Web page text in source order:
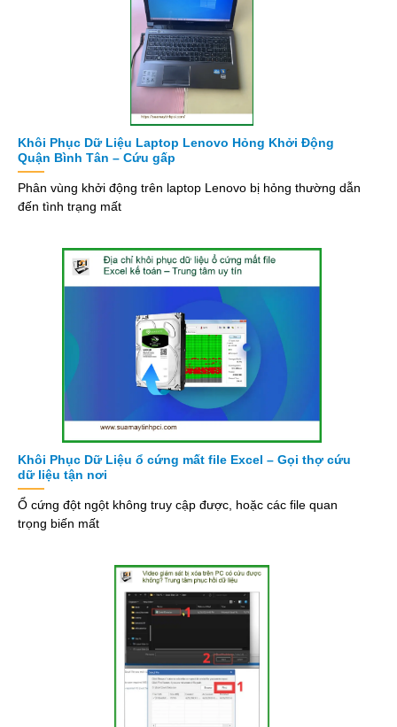
Khôi Phục Dữ Liệu Laptop Lenovo Hỏng Khởi Động
Quận Bình Tân – Cứu gấp
Phân vùng khởi động trên laptop Lenovo bị hỏng thường dẫn
đến tình trạng mất
Khôi Phục Dữ Liệu ổ cứng mất file Excel – Gọi thợ cứu
dữ liệu tận nơi
Ổ cứng đột ngột không truy cập được, hoặc các file quan
trọng biến mất